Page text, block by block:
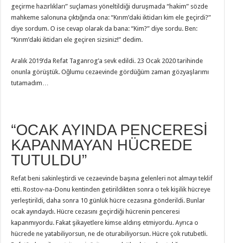
geçirme hazırlıkları” suçlaması yöneltildiği duruşmada “hakim” sözde
mahkeme salonuna çıktığında ona: “Kırım’daki iktidarı kim ele geçirdi?”
diye sordum. O ise cevap olarak da bana: “Kim?” diye sordu. Ben:
“Kırım’daki iktidarı ele geçiren sizsiniz!” dedim.
Aralık 2019’da Refat Taganrog’a sevk edildi. 23 Ocak 2020 tarihinde
onunla görüştük. Oğlumu cezaevinde gördüğüm zaman gözyaşlarımı
tutamadım…
“OCAK AYINDA PENCERESİ
KAPANMAYAN HÜCREDE
TUTULDU”
Refat beni sakinleştirdi ve cezaevinde başına gelenleri not almayı teklif
etti. Rostov-na-Donu kentinden getirildikten sonra o tek kişilik hücreye
yerleştirildi, daha sonra 10 günlük hücre cezasına gönderildi. Bunlar
ocak ayındaydı. Hücre cezasını geçirdiği hücrenin penceresi
kapanmıyordu. Fakat şikayetlere kimse aldırış etmiyordu. Ayrıca o
hücrede ne yatabiliyorsun, ne de oturabiliyorsun. Hücre çok rutubetli.